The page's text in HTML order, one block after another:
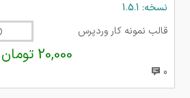
نسخه: 1.5.1
قالب نمونه کار وردپرس
20,000 تومان
0